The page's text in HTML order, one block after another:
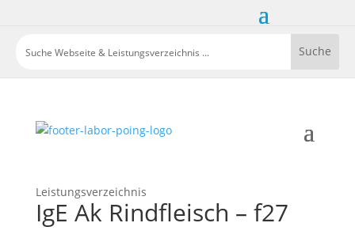
Leistungsverzeichnis
IgE Ak Rindfleisch – f27